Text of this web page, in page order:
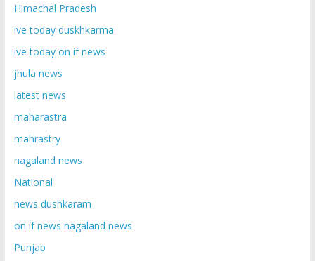
Himachal Pradesh
ive today duskhkarma
ive today on if news
jhula news
latest news
maharastra
mahrastry
nagaland news
National
news dushkaram
on if news nagaland news
Punjab